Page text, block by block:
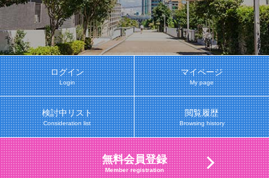
ログイン
Login
マイページ
My page
検討中リスト
Consideration list
閲覧履歴
Browsing history
無料会員登録
Member registration